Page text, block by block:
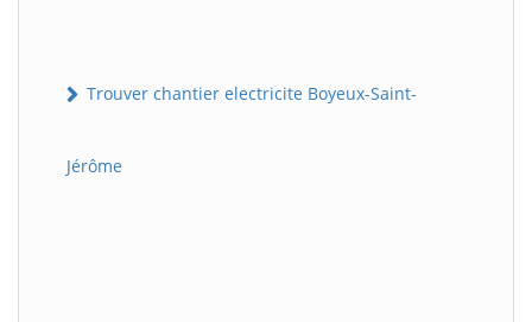
Trouver chantier electricite Boyeux-Saint-
Jérôme